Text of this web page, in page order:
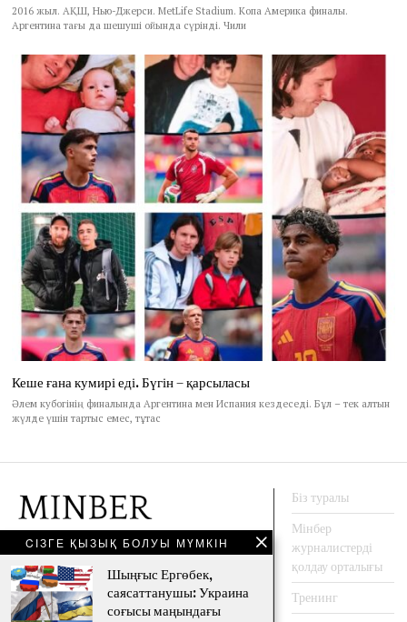
2016 жыл. АҚШ, Нью-Джерси. MetLife Stadium. Копа Америка финалы.
Аргентина тағы да шешуші ойында сүрінді. Чили
Кеше ғана кумирі еді. Бүгін – қарсыласы
Әлем кубогінің финалында Аргентина мен Испания кездеседі. Бұл – тек алтын
жүлде үшін тартыс емес, тұтас
CІЗГЕ ҚЫЗЫҚ БОЛУЫ МҮМКІН
Шыңғыс Ергөбек,
саясаттанушы: Украина
соғысы маңындағы
АҚПАРАТ АГЕНТТЕГІ
Біз туралы
Мінбер
журналистерді
қолдау орталығы
Тренинг